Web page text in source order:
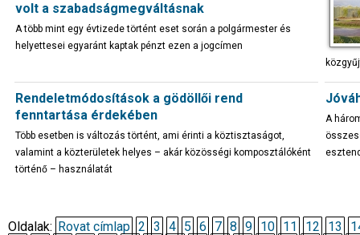
volt a szabadságmegváltásnak
A több mint egy évtizede történt eset során a polgármester és
helyettesei egyaránt kaptak pénzt ezen a jogcímen
Rendeletmódosítások a gödöllői rend
fenntartása érdekében
Több esetben is változás történt, ami érinti a köztisztaságot,
valamint a közterületek helyes – akár közösségi komposztálóként
történő – használatát
A
Oldalak: Rovat címlap 2 3 4 5 6 7 8 9 10 11 12 13